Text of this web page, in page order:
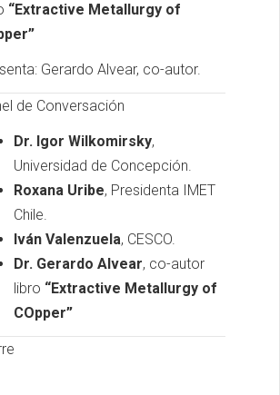
“Extractive Metallurgy of
Gerardo Alvear, co-autor.
de Conversación
Dr. Igor Wilkomirsky,
Universidad de Concepción.
Roxana Uribe, Presidenta IMET
Chile.
Iván Valenzuela, CESCO.
Dr. Gerardo Alvear, co-autor
libro “Extractive Metallurgy of
COpper”